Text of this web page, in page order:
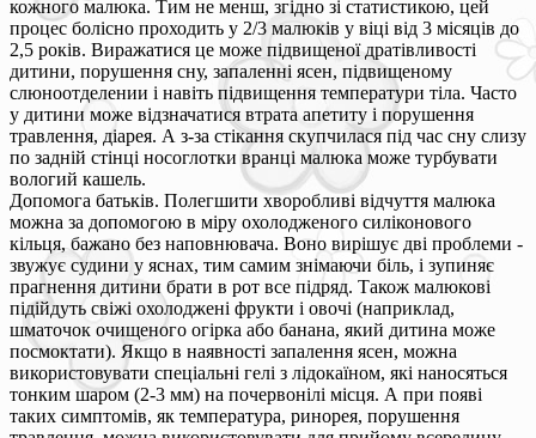
кожного малюка. Тим не менш, згідно зі статистикою, цей
процес болісно проходить у 2/3 малюків у віці від 3 місяців до
2,5 років. Виражатися це може підвищеної дратівливості
дитини, порушення сну, запаленні ясен, підвищеному
слюноотделении і навіть підвищення температури тіла. Часто
у дитини може відзначатися втрата апетиту і порушення
травлення, діарея. А з-за стікання скупчилася під час сну слизу
по задній стінці носоглотки вранці малюка може турбувати
вологий кашель.
Допомога батьків. Полегшити хворобливі відчуття малюка
можна за допомогою в міру охолодженого силіконового
кільця, бажано без наповнювача. Воно вирішує дві проблеми -
звужує судини у яснах, тим самим знімаючи біль, і зупиняє
прагнення дитини брати в рот все підряд. Також малюкові
підійдуть свіжі охолоджені фрукти і овочі (наприклад,
шматочок очищеного огірка або банана, який дитина може
посмоктати). Якщо в наявності запалення ясен, можна
використовувати спеціальні гелі з лідокаїном, які наносяться
тонким шаром (2-3 мм) на почервонілі місця. А при появі
таких симптомів, як температура, ринорея, порушення